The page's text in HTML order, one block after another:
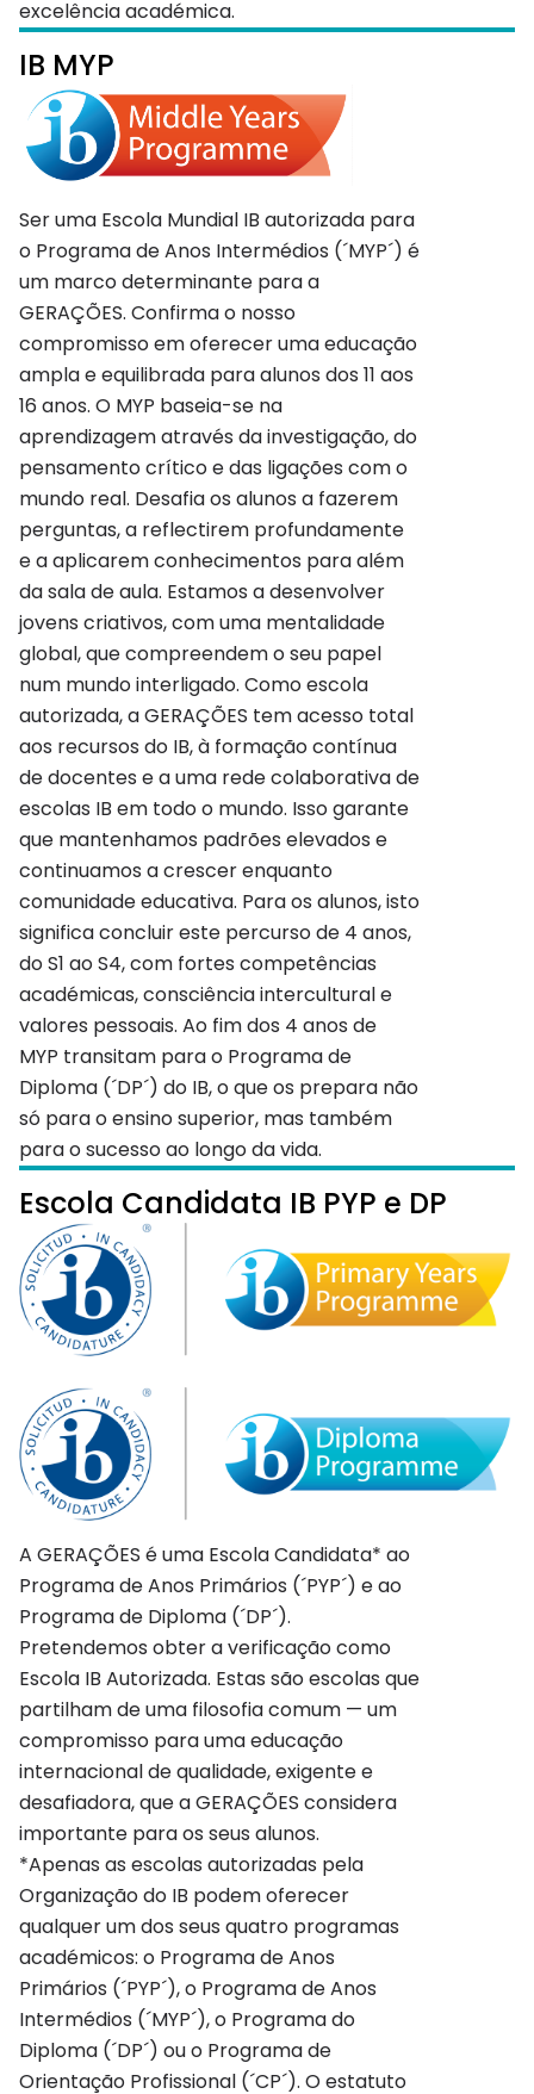
excelência académica.
IB MYP
Ser uma Escola Mundial IB autorizada para
o Programa de Anos Intermédios (´MYP´) é
um marco determinante para a
GERAÇÕES. Confirma o nosso
compromisso em oferecer uma educação
ampla e equilibrada para alunos dos 11 aos
16 anos. O MYP baseia-se na
aprendizagem através da investigação, do
pensamento crítico e das ligações com o
mundo real. Desafia os alunos a fazerem
perguntas, a reflectirem profundamente
e a aplicarem conhecimentos para além
da sala de aula. Estamos a desenvolver
jovens criativos, com uma mentalidade
global, que compreendem o seu papel
num mundo interligado. Como escola
autorizada, a GERAÇÕES tem acesso total
aos recursos do IB, à formação contínua
de docentes e a uma rede colaborativa de
escolas IB em todo o mundo. Isso garante
que mantenhamos padrões elevados e
continuamos a crescer enquanto
comunidade educativa. Para os alunos, isto
significa concluir este percurso de 4 anos,
do S1 ao S4, com fortes competências
académicas, consciência intercultural e
valores pessoais. Ao fim dos 4 anos de
MYP transitam para o Programa de
Diploma (´DP´) do IB, o que os prepara não
só para o ensino superior, mas também
para o sucesso ao longo da vida.
Escola Candidata IB PYP e DP
A GERAÇÕES é uma Escola Candidata* ao
Programa de Anos Primários (´PYP´) e ao
Programa de Diploma (´DP´).
Pretendemos obter a verificação como
Escola IB Autorizada. Estas são escolas que
partilham de uma filosofia comum — um
compromisso para uma educação
internacional de qualidade, exigente e
desafiadora, que a GERAÇÕES considera
importante para os seus alunos.
*Apenas as escolas autorizadas pela
Organização do IB podem oferecer
qualquer um dos seus quatro programas
académicos: o Programa de Anos
Primários (´PYP´), o Programa de Anos
Intermédios (´MYP´), o Programa do
Diploma (´DP´) ou o Programa de
Orientação Profissional (´CP´). O estatuto